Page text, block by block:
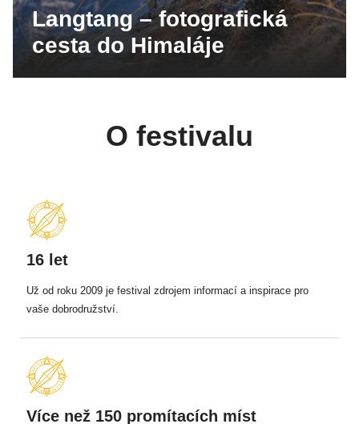
Langtang – fotografická
cesta do Himaláje
O festivalu
16 let
Už od roku 2009 je festival zdrojem informací a inspirace pro
vaše dobrodružství.
Více než 150 promítacích míst